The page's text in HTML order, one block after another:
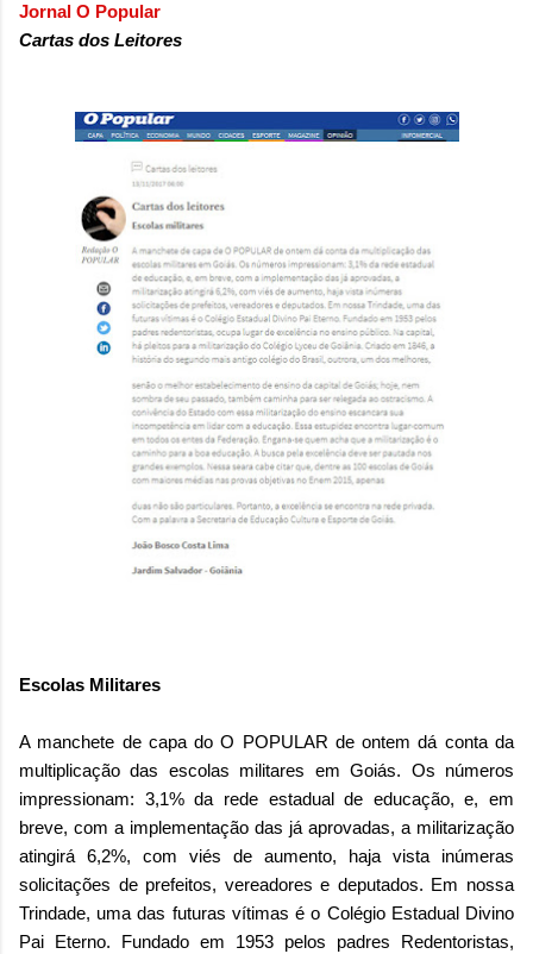
Jornal O Popular
Cartas dos Leitores
Escolas Militares
A manchete de capa do O POPULAR de ontem dá conta da
multiplicação das escolas militares em Goiás. Os números
impressionam: 3,1% da rede estadual de educação, e, em
breve, com a implementação das já aprovadas, a militarização
atingirá 6,2%, com viés de aumento, haja vista inúmeras
solicitações de prefeitos, vereadores e deputados. Em nossa
Trindade, uma das futuras vítimas é o Colégio Estadual Divino
Pai Eterno. Fundado em 1953 pelos padres Redentoristas,